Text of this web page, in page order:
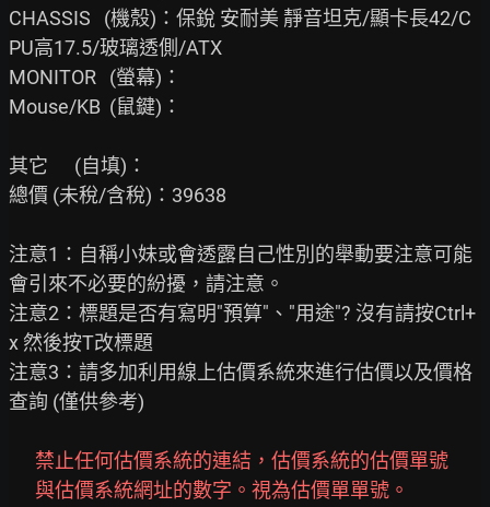
CHASSIS   (機殼)：保銳 安耐美 靜音坦克/顯卡長42/C
PU高17.5/玻璃透側/ATX
MONITOR   (螢幕)：
Mouse/KB  (鼠鍵)：
其它      (自填)：
總價 (未稅/含稅)：39638
注意1：自稱小妹或會透露自己性別的舉動要注意可能
會引來不必要的紛擾，請注意。
注意2：標題是否有寫明"預算"、"用途"? 沒有請按Ctrl+
x 然後按T改標題
注意3：請多加利用線上估價系統來進行估價以及價格
查詢 (僅供參考)
禁止任何估價系統的連結，估價系統的估價單號
      與估價系統網址的數字。視為估價單單號。